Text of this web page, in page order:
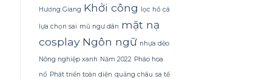
để
lại.
Hương Giang Khởi công lọc hồ cá
lựa chọn sai mũ ngư dân mặt nạ
cosplay Ngôn ngữ nhựa dẻo
Nông nghiệp xanh Năm 2022 Pháo hoa
nổ Phát triển toàn diện quảng châu sa tế